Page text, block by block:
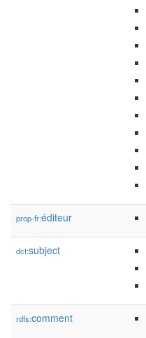
prop-fr:éditeur
dct:subject
rdfs:comment